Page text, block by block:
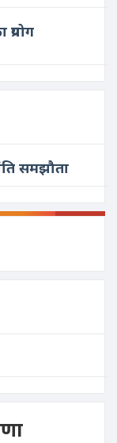
समझौता